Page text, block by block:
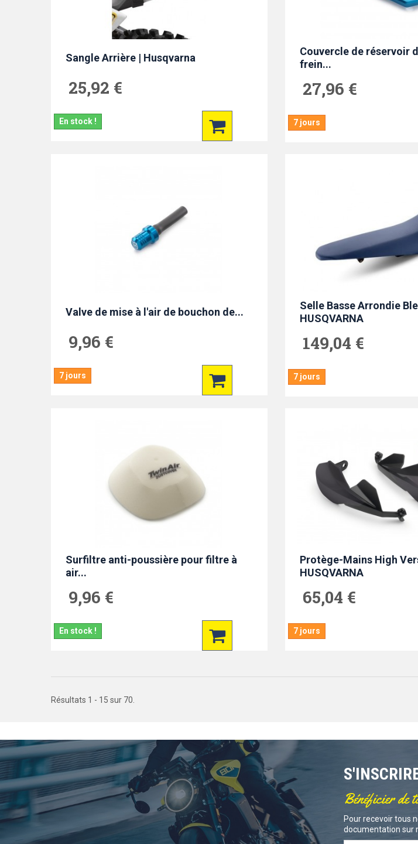
Sangle Arrière | Husqvarna
25,92 €
En stock !
Couvercle de réservoir
frein...
27,96 €
7 jours
Valve de mise à l'air de bouchon de...
9,96 €
7 jours
Selle Basse Arrondie
HUSQVARNA
149,04 €
7 jours
Surfiltre anti-poussière pour filtre à
air...
9,96 €
En stock !
Protège-Mains High
HUSQVARNA
65,04 €
7 jours
Résultats 1 - 15 sur 70.
Bénéficier de
Pour recevoir tous
documentation sur